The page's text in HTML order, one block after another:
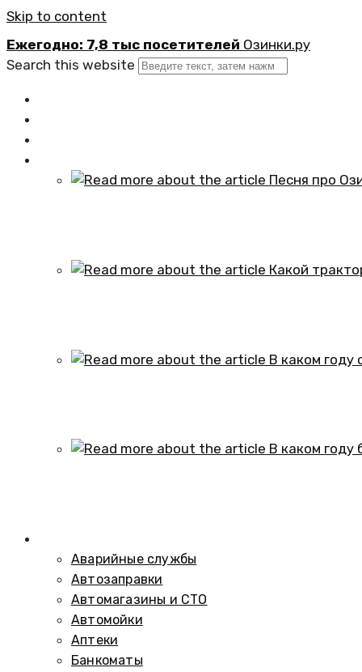
Skip to content
Ежегодно: 7,8 тыс посетителей Озинки.ру
Search this website
Аварийные службы
Автозаправки
Автомагазины и СТО
Автомойки
Аптеки
Банкоматы